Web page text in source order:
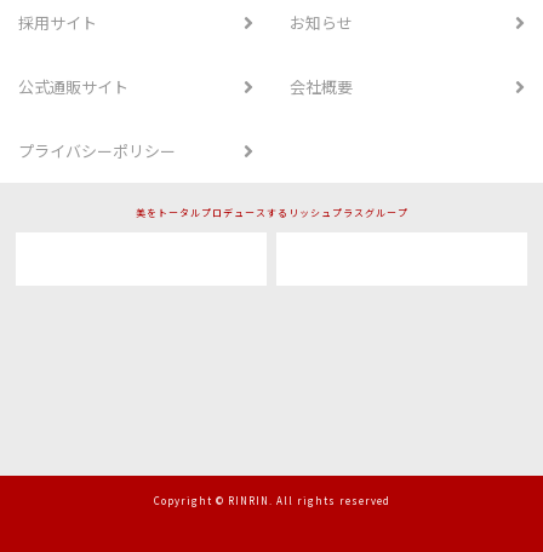
採用サイト お知らせ
公式通販サイト 会社概要
プライバシーポリシー
美をトータルプロデュースするリッシュプラスグループ
Copyright © RINRIN. All rights reserved